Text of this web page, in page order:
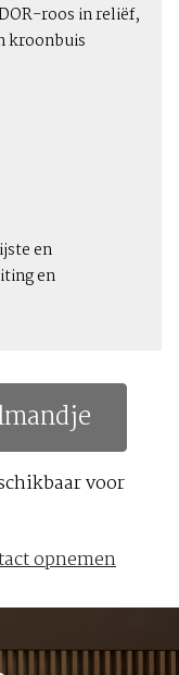
roos in reliëf,
kroonbuis
en
en
voor
opnemen